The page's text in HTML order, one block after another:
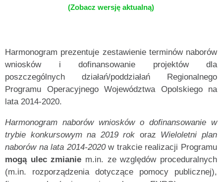
(Zobacz wersję aktualną)
Harmonogram prezentuje zestawienie terminów naborów
wniosków i dofinansowanie projektów dla
poszczególnych działań/poddziałań Regionalnego
Programu Operacyjnego Województwa Opolskiego na
lata 2014-2020.
Harmonogram naborów wniosków o dofinansowanie w
trybie konkursowym na 2019 rok oraz Wieloletni plan
naborów na lata 2014-2020w trakcie realizacji Programu
mogą ulec zmianie m.in. ze względów proceduralnych
(m.in. rozporządzenia dotyczące pomocy publicznej),